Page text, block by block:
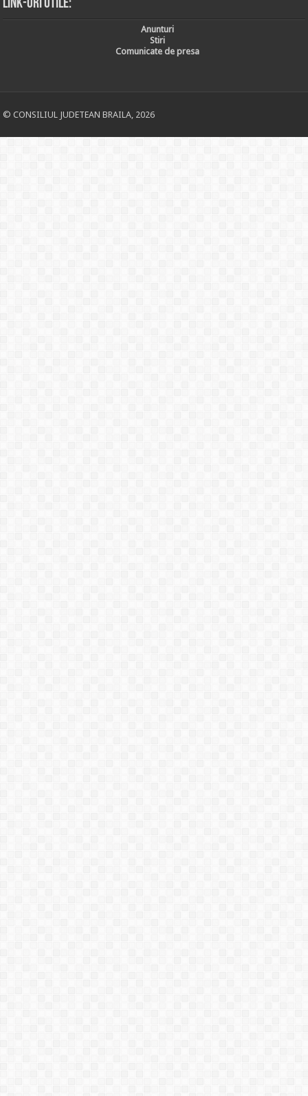
Link-uri utile:
Anunturi
Stiri
Comunicate de presa
© CONSILIUL JUDETEAN BRAILA, 2026